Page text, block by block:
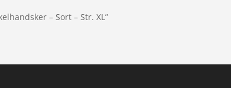
– Sort – Str. XL”